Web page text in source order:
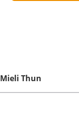
Mieli Thun